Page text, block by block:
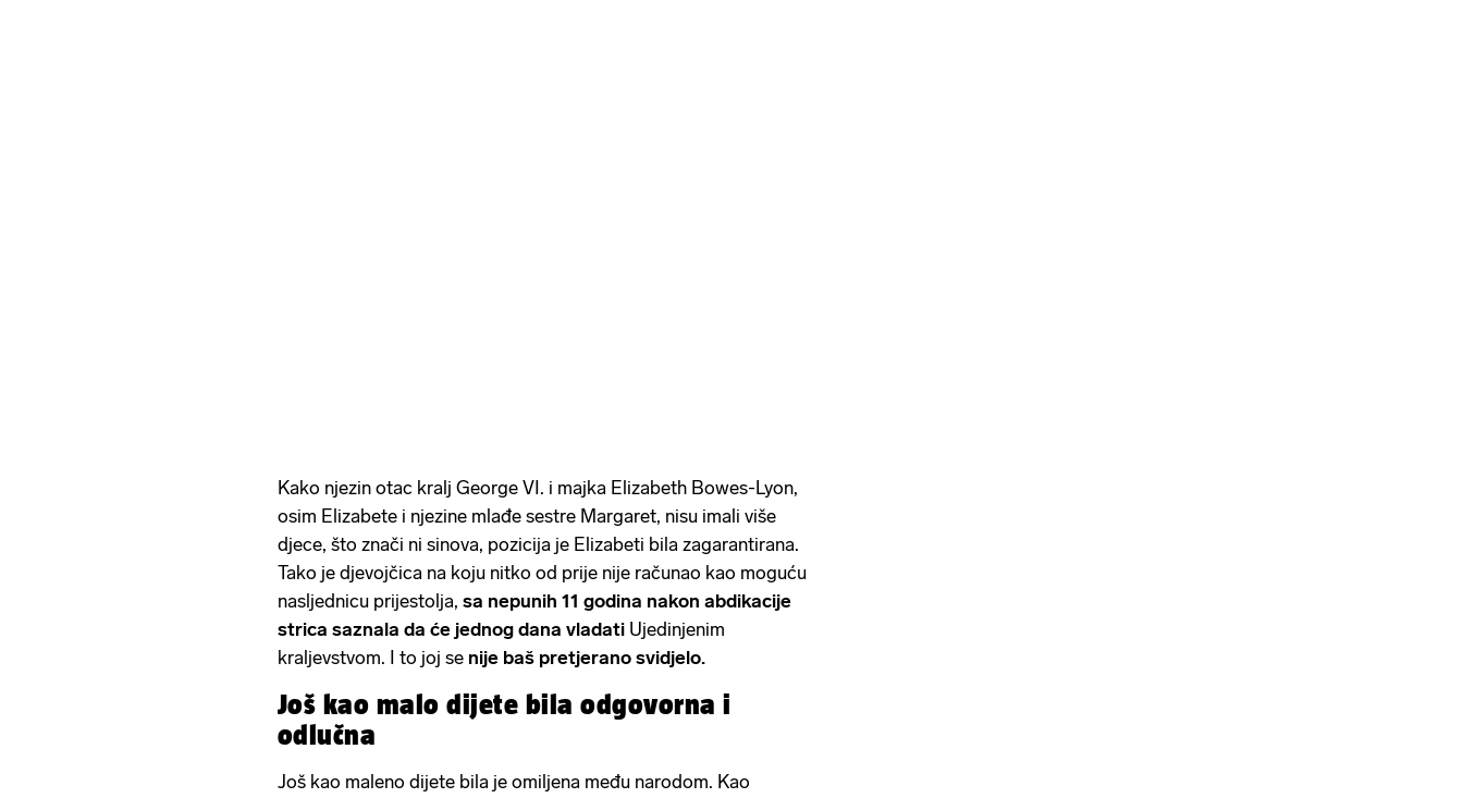
Kako njezin otac kralj George VI. i majka Elizabeth Bowes-Lyon,
osim Elizabete i njezine mlađe sestre Margaret, nisu imali više
djece, što znači ni sinova, pozicija je Elizabeti bila zagarantirana.
Tako je djevojčica na koju nitko od prije nije računao kao moguću
nasljednicu prijestolja, sa nepunih 11 godina nakon abdikacije
strica saznala da će jednog dana vladati Ujedinjenim
kraljevstvom. I to joj se nije baš pretjerano svidjelo.
Još kao malo dijete bila odgovorna i
odlučna
Još kao maleno dijete bila je omiljena među narodom. Kao